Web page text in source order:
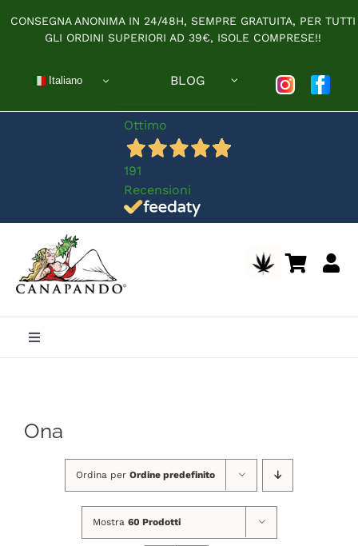
contenuto
CONSEGNA ANONIMA IN 24/48H, SEMPRE GRATUITA, PER TUTTI
GLI ORDINI SUPERIORI AD 39€, ISOLE COMPRESE!!
Italiano BLOG
Ottimo
191
Recensioni
Toggle
SHOP ONLINE
PUNTI VENDITA
DELIVERY ROMA
Ona
Ordina per Ordine predefinito
Mostra 60 Prodotti